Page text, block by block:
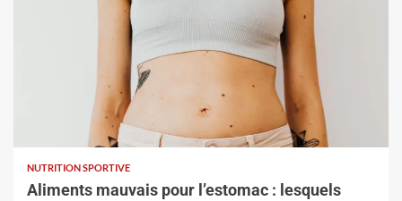
NUTRITION SPORTIVE
Aliments mauvais pour l’estomac : lesquels